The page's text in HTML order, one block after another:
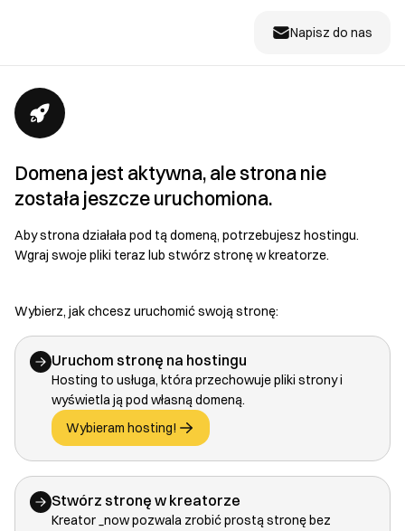
Napisz do nas
Domena jest aktywna, ale strona nie
została jeszcze uruchomiona.
Aby strona działała pod tą domeną, potrzebujesz hostingu.
Wgraj swoje pliki teraz lub stwórz stronę w kreatorze.
Wybierz, jak chcesz uruchomić swoją stronę:
Uruchom stronę na hostingu
Hosting to usługa, która przechowuje pliki strony i
wyświetla ją pod własną domeną.
Wybieram hosting!
Stwórz stronę w kreatorze
Kreator _now pozwala zrobić prostą stronę bez